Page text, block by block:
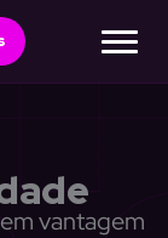
vantagem